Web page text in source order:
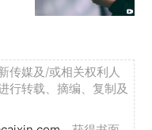
传媒及/或相关权利人
行转载、摘编、复制及